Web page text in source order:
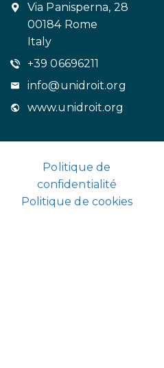
Via Panisperna, 28
00184 Rome
Italy
+39 06696211
info@unidroit.org
www.unidroit.org
Politique de
confidentialité
Politique de cookies